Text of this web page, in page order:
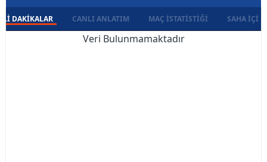
DAKIKALAR CANLI ANLATIM MAÇ İSTATISTIĞI SAHA İÇI
Veri Bulunmamaktadır